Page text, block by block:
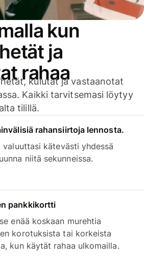
kun
ja
rahaa
kulutat ja vastaanotat
Kaikki tarvitsemasi löytyy
tilillä.
rahansiirtoja lennosta.
valuuttasi kätevästi yhdessä
niitä sekunneissa.
pankkikortti
enää koskaan murehtia
korotuksista tai korkeista
kun käytät rahaa ulkomailla.